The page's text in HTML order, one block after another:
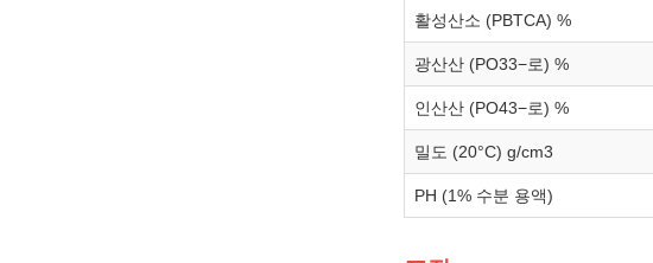
활성산소 (PBTCA) %
광산산 (PO33−로) %
인산산 (PO43−로) %
밀도 (20°C) g/cm3
PH (1% 수분 용액)